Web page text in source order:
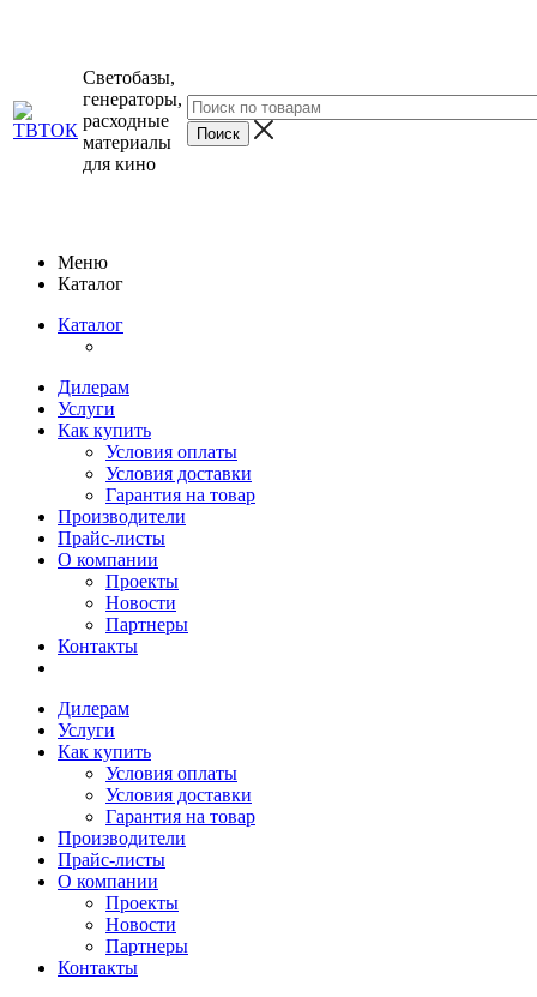
Светобазы,
генераторы,
расходные
материалы
для кино
Меню
Каталог
Каталог
Дилерам
Услуги
Как купить
Условия оплаты
Условия доставки
Гарантия на товар
Производители
Прайс-листы
О компании
Проекты
Новости
Партнеры
Контакты
Дилерам
Услуги
Как купить
Условия оплаты
Условия доставки
Гарантия на товар
Производители
Прайс-листы
О компании
Проекты
Новости
Партнеры
Контакты